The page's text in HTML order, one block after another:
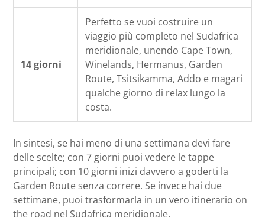
14 giorni
Perfetto se vuoi costruire un
viaggio più completo nel Sudafrica
meridionale, unendo Cape Town,
Winelands, Hermanus, Garden
Route, Tsitsikamma, Addo e magari
qualche giorno di relax lungo la
costa.
In sintesi, se hai meno di una settimana devi fare
delle scelte; con 7 giorni puoi vedere le tappe
principali; con 10 giorni inizi davvero a goderti la
Garden Route senza correre. Se invece hai due
settimane, puoi trasformarla in un vero itinerario on
the road nel Sudafrica meridionale.